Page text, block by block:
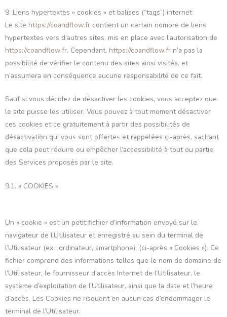
9. Liens hypertextes « cookies » et balises (“tags”) internet
Le site https://coandflow.fr contient un certain nombre de liens
hypertextes vers d’autres sites, mis en place avec l’autorisation de
https://coandflow.fr. Cependant, https://coandflow.fr n’a pas la
possibilité de vérifier le contenu des sites ainsi visités, et
n’assumera en conséquence aucune responsabilité de ce fait.
Sauf si vous décidez de désactiver les cookies, vous acceptez que
le site puisse les utiliser. Vous pouvez à tout moment désactiver
ces cookies et ce gratuitement à partir des possibilités de
désactivation qui vous sont offertes et rappelées ci-après, sachant
que cela peut réduire ou empêcher l’accessibilité à tout ou partie
des Services proposés par le site.
9.1. « COOKIES »
Un « cookie » est un petit fichier d’information envoyé sur le
navigateur de l’Utilisateur et enregistré au sein du terminal de
l’Utilisateur (ex : ordinateur, smartphone), (ci-après « Cookies »). Ce
fichier comprend des informations telles que le nom de domaine de
l’Utilisateur, le fournisseur d’accès Internet de l’Utilisateur, le
système d’exploitation de l’Utilisateur, ainsi que la date et l’heure
d’accès. Les Cookies ne risquent en aucun cas d’endommager le
terminal de l’Utilisateur.